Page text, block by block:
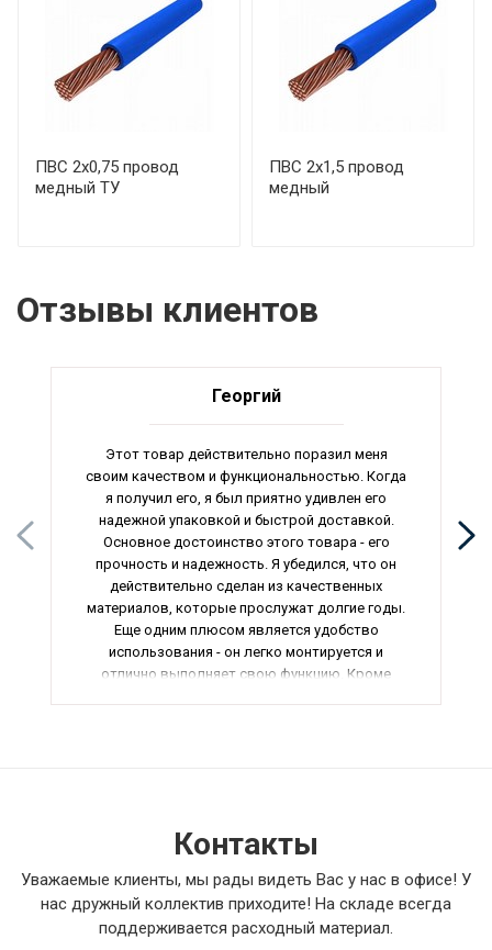
ПВС 2х0,75 провод
медный ТУ
ПВС 2х1,5 провод
медный
Отзывы клиентов
Георгий
Этот товар действительно поразил меня
своим качеством и функциональностью. Когда
я получил его, я был приятно удивлен его
надежной упаковкой и быстрой доставкой.
Основное достоинство этого товара - его
прочность и надежность. Я убедился, что он
действительно сделан из качественных
материалов, которые прослужат долгие годы.
Еще одним плюсом является удобство
использования - он легко монтируется и
отлично выполняет свою функцию. Кроме
Контакты
Уважаемые клиенты, мы рады видеть Вас у нас в офисе! У
нас дружный коллектив приходите! На складе всегда
поддерживается расходный материал.